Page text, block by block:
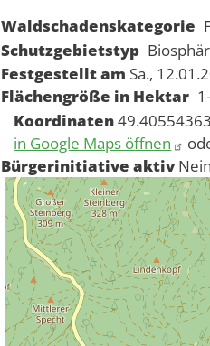
Waldschadenskategorie
Schutzgebietstyp
Festgestellt am Sa.,
Flächengröße in Hektar
Koordinaten
in Google Maps öffnen
Bürgerinitiative aktiv Nein